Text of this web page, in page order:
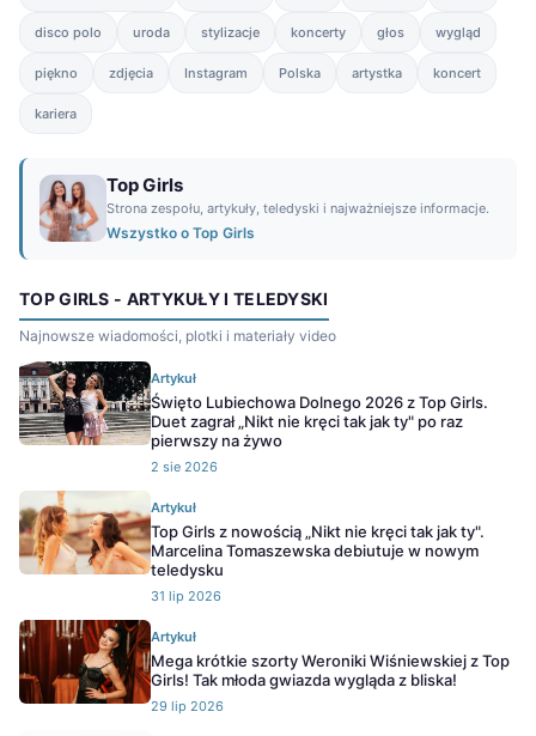
disco polo uroda stylizacje koncerty głos wygląd
piękno zdjęcia Instagram Polska artystka koncert
kariera
Top Girls
Strona zespołu, artykuły, teledyski i najważniejsze informacje.
Wszystko o Top Girls
TOP GIRLS - ARTYKUŁY I TELEDYSKI
Najnowsze wiadomości, plotki i materiały video
Artykuł
Święto Lubiechowa Dolnego 2026 z Top Girls.
Duet zagrał „Nikt nie kręci tak jak ty" po raz
pierwszy na żywo
2 sie 2026
Artykuł
Top Girls z nowością „Nikt nie kręci tak jak ty".
Marcelina Tomaszewska debiutuje w nowym
teledysku
31 lip 2026
Artykuł
Mega krótkie szorty Weroniki Wiśniewskiej z Top
Girls! Tak młoda gwiazda wygląda z bliska!
29 lip 2026